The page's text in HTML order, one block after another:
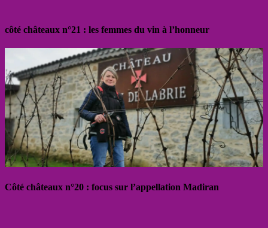
côté châteaux n°21 : les femmes du vin à l’honneur
Côté châteaux n°20 : focus sur l’appellation Madiran